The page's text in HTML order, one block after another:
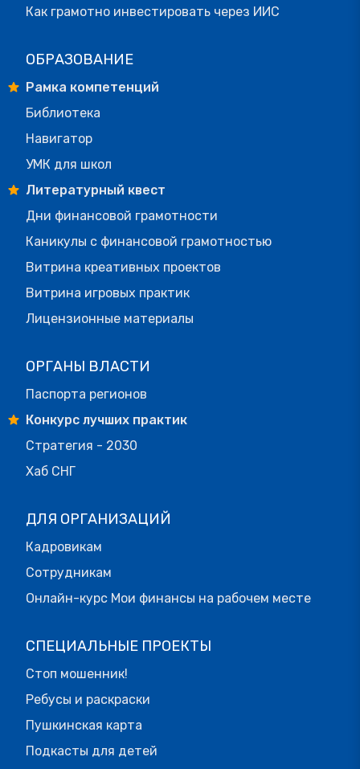
Как грамотно инвестировать через ИИС
ОБРАЗОВАНИЕ
Рамка компетенций
Библиотека
Навигатор
УМК для школ
Литературный квест
Дни финансовой грамотности
Каникулы с финансовой грамотностью
Витрина креативных проектов
Витрина игровых практик
Лицензионные материалы
ОРГАНЫ ВЛАСТИ
Паспорта регионов
Конкурс лучших практик
Стратегия - 2030
Хаб СНГ
ДЛЯ ОРГАНИЗАЦИЙ
Кадровикам
Сотрудникам
Онлайн-курс Мои финансы на рабочем месте
СПЕЦИАЛЬНЫЕ ПРОЕКТЫ
Стоп мошенник!
Ребусы и раскраски
Пушкинская карта
Подкасты для детей